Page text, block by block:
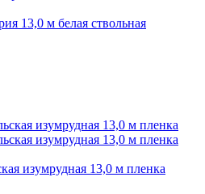
13,0 м белая ствольная
изумрудная 13,0 м пленка